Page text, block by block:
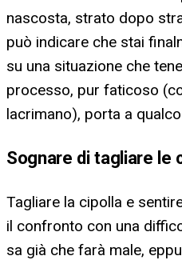
nascosta, strato dopo
può indicare che stai
su una situazione che
processo, pur faticoso
lacrimano), porta a
Sognare di tagliare le
Tagliare la cipolla e
il confronto con una
sa già che farà male,